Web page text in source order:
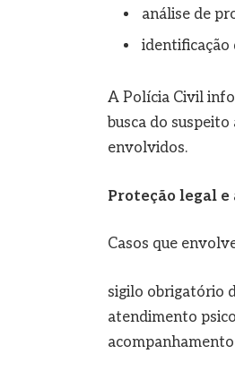
análise de
identificação
A Polícia Civil
busca do
envolvidos.
Proteção legal
Casos que
sigilo obrigatório
atendimento